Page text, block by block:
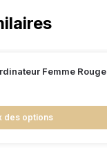
Femme Rouge
des options